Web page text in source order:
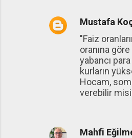
Mustafa
"Faiz
oranına
yabancı
kurların
Hocam,
verebilir
Mahfi